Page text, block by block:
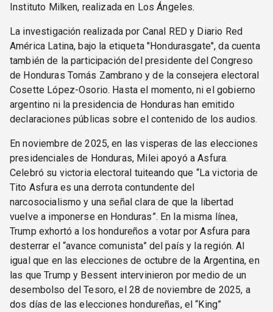
Instituto Milken, realizada en Los Ángeles.
La investigación realizada por Canal RED y Diario Red
América Latina, bajo la etiqueta "Hondurasgate", da cuenta
también de la participación del presidente del Congreso
de Honduras Tomás Zambrano y de la consejera electoral
Cosette López-Osorio. Hasta el momento, ni el gobierno
argentino ni la presidencia de Honduras han emitido
declaraciones públicas sobre el contenido de los audios.
En noviembre de 2025, en las visperas de las elecciones
presidenciales de Honduras, Milei apoyó a Asfura.
Celebró su victoria electoral tuiteando que “La victoria de
Tito Asfura es una derrota contundente del
narcosocialismo y una señal clara de que la libertad
vuelve a imponerse en Honduras”. En la misma línea,
Trump exhortó a los hondureños a votar por Asfura para
desterrar el “avance comunista” del país y la región. Al
igual que en las elecciones de octubre de la Argentina, en
las que Trump y Bessent intervinieron por medio de un
desembolso del Tesoro, el 28 de noviembre de 2025, a
dos días de las elecciones hondureñas, el “King”